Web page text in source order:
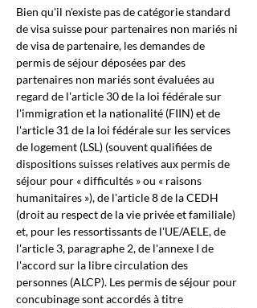
Bien qu'il n'existe pas de catégorie standard
de visa suisse pour partenaires non mariés ni
de visa de partenaire, les demandes de
permis de séjour déposées par des
partenaires non mariés sont évaluées au
regard de l'article 30 de la loi fédérale sur
l'immigration et la nationalité (FIIN) et de
l'article 31 de la loi fédérale sur les services
de logement (LSL) (souvent qualifiées de
dispositions suisses relatives aux permis de
séjour pour « difficultés » ou « raisons
humanitaires »), de l'article 8 de la CEDH
(droit au respect de la vie privée et familiale)
et, pour les ressortissants de l'UE/AELE, de
l'article 3, paragraphe 2, de l'annexe I de
l'accord sur la libre circulation des
personnes (ALCP). Les permis de séjour pour
concubinage sont accordés à titre